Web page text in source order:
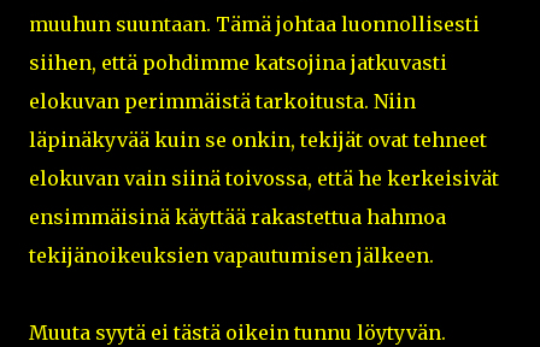
muuhun suuntaan. Tämä johtaa luonnollisesti
siihen, että pohdimme katsojina jatkuvasti
elokuvan perimmäistä tarkoitusta. Niin
läpinäkyvää kuin se onkin, tekijät ovat tehneet
elokuvan vain siinä toivossa, että he kerkeisivät
ensimmäisinä käyttää rakastettua hahmoa
tekijänoikeuksien vapautumisen jälkeen.
Muuta syytä ei tästä oikein tunnu löytyvän.